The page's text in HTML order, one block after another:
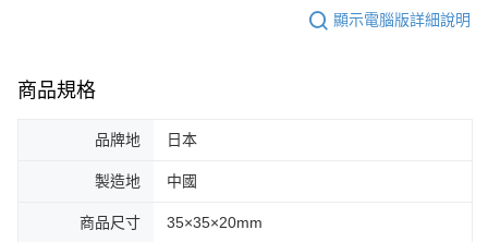
顯示電腦版詳細說明
商品規格
品牌地 日本
製造地 中國
商品尺寸 35×35×20mm